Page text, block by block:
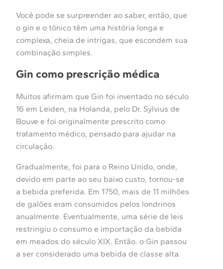
Você pode se surpreender ao saber, então, que
o gin e o tônico têm uma história longa e
complexa, cheia de intrigas, que escondem sua
combinação simples.
Gin como prescrição médica
Muitos afirmam que Gin foi inventado no século
16 em Leiden, na Holanda, pelo Dr. Sylvius de
Bouve e foi originalmente prescrito como
tratamento médico, pensado para ajudar na
circulação.
Gradualmente, foi para o Reino Unido, onde,
devido em parte ao seu baixo custo, tornou-se
a bebida preferida. Em 1750, mais de 11 milhões
de galões eram consumidos pelos londrinos
anualmente. Eventualmente, uma série de leis
restringiu o consumo e importação da bebida
em meados do século XIX. Então. o Gin passou
a ser considerado uma bebida de classe alta.